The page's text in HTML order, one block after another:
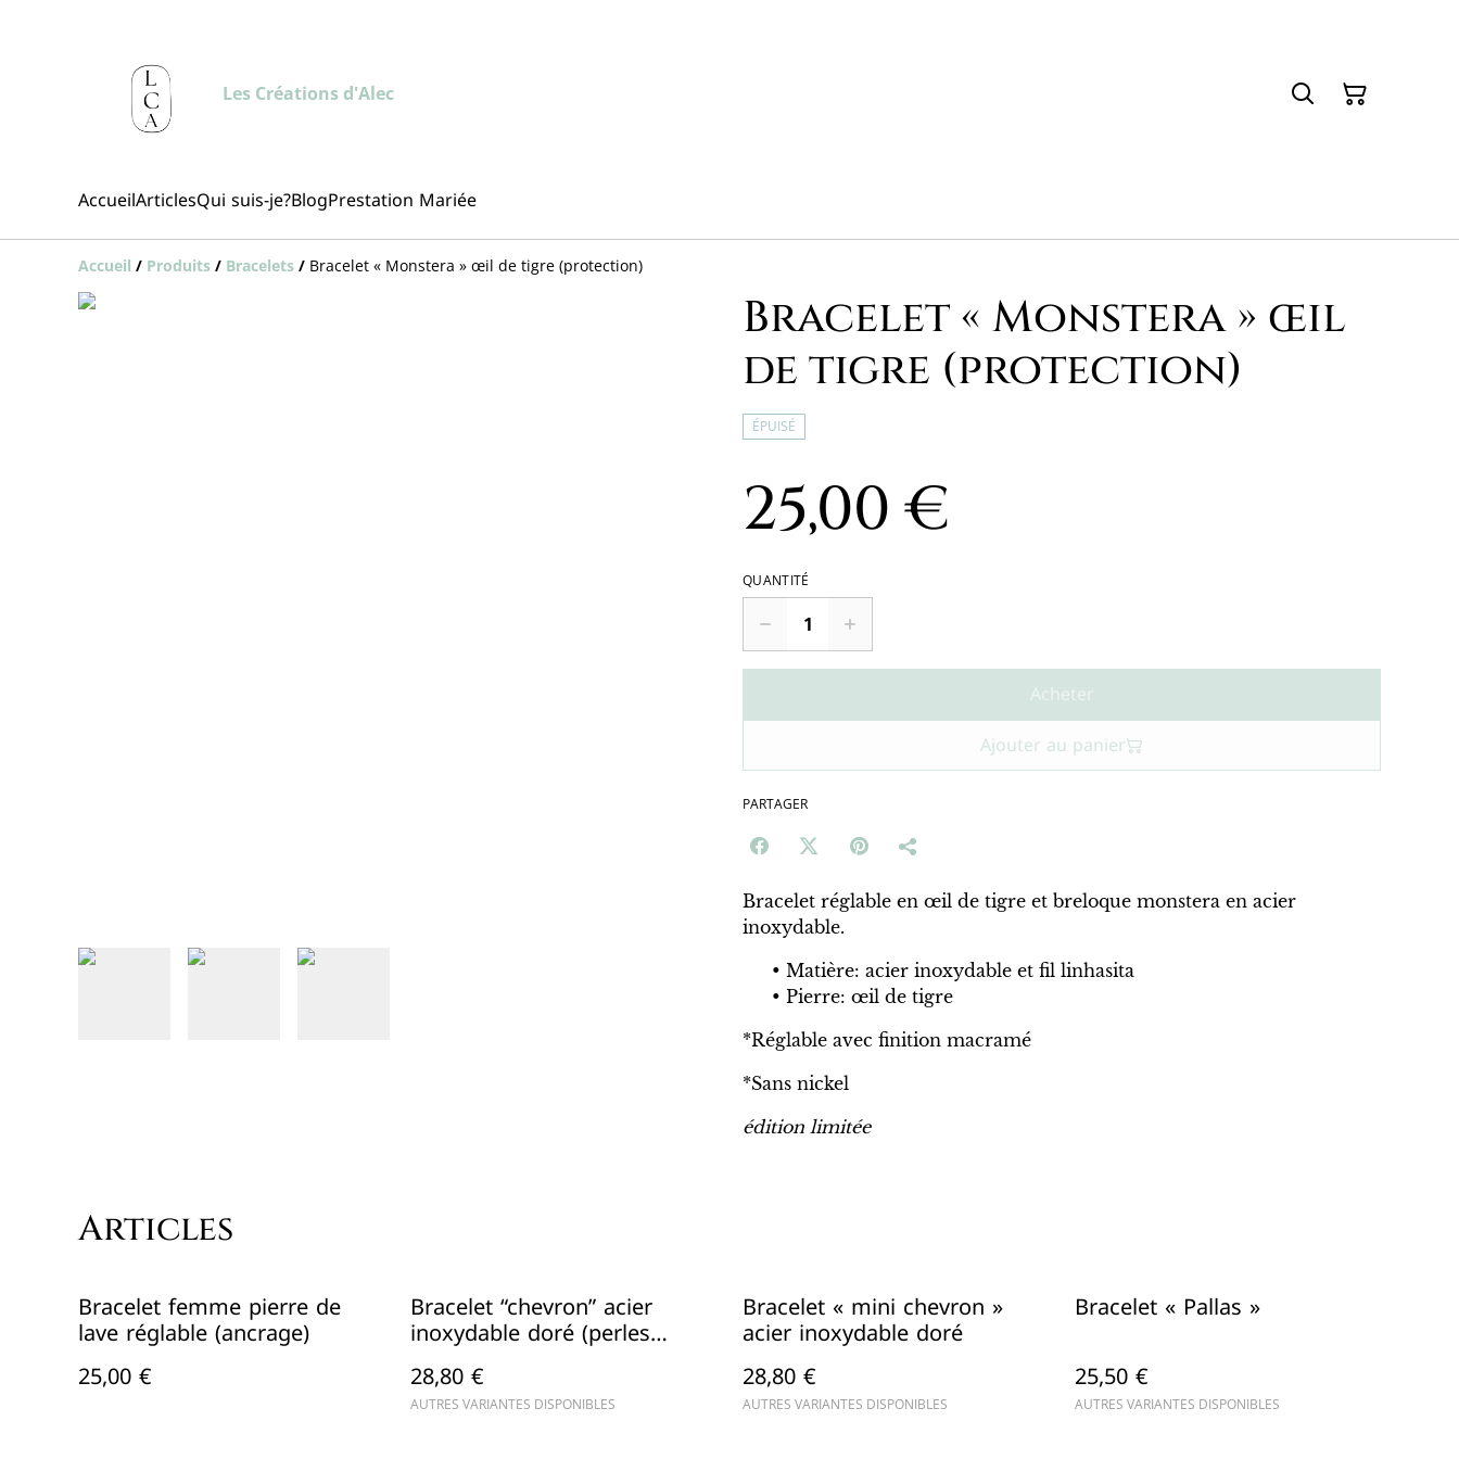
Les Créations d'Alec
AccueilArticlesQui suis-je?BlogPrestation Mariée
Accueil / Produits / Bracelets / Bracelet « Monstera » œil de tigre (protection)
Bracelet « Monstera » œil
de tigre (protection)
ÉPUISÉ
25,00 €
QUANTITÉ
Acheter
Ajouter au panier
PARTAGER
Bracelet réglable en œil de tigre et breloque monstera en acier
inoxydable.
Matière: acier inoxydable et fil linhasita
Pierre: œil de tigre
*Réglable avec finition macramé
*Sans nickel
édition limitée
Articles
Bracelet femme pierre de
lave réglable (ancrage)
25,00 €
Bracelet “chevron” acier
inoxydable doré (perles
6mm)
28,80 €
AUTRES VARIANTES DISPONIBLES
Bracelet « mini chevron »
acier inoxydable doré
28,80 €
AUTRES VARIANTES DISPONIBLES
Bracelet « Pallas »
25,50 €
AUTRES VARIANTES DISPONIBLES